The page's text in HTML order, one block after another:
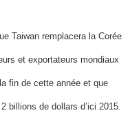
Taiwan remplacera la Corée
et exportateurs mondiaux
fin de cette année et que
billions de dollars d’ici 2015.